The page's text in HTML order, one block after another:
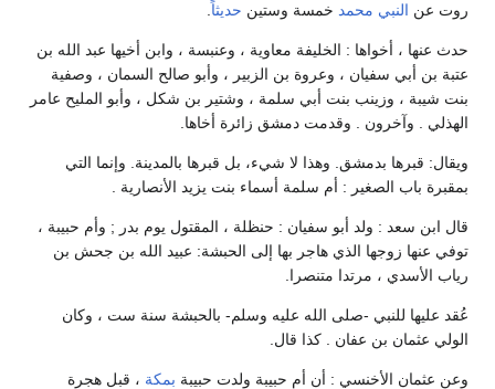
روت عن النبي محمد خمسة وستين حديثاً
حدث عنها ، أخواها : الخليفة معاوية ، وعنبسة ، وابن أخيها عبد الله بن
عتبة بن أبي سفيان ، وعروة بن الزبير ، وأبو صالح السمان ، وصفية
بنت شيبة ، وزينب بنت أبي سلمة ، وشتير بن شكل ، وأبو المليح عامر
الهذلي . وآخرون . وقدمت دمشق زائرة أخاها.
ويقال: قبرها بدمشق. وهذا لا شيء، بل قبرها بالمدينة. وإنما التي
بمقبرة باب الصغير : أم سلمة أسماء بنت يزيد الأنصارية .
قال ابن سعد : ولد أبو سفيان : حنظلة ، المقتول يوم بدر ; وأم حبيبة ،
توفي عنها زوجها الذي هاجر بها إلى الحبشة: عبيد الله بن جحش بن
رياب الأسدي ، مرتدا متنصرا.
عُقد عليها للنبي -صلى الله عليه وسلم- بالحبشة سنة ست ، وكان
الولي عثمان بن عفان . كذا قال.
وعن عثمان الأخنسي : أن أم حبيبة ولدت حبيبة بمكة ، قبل هجرة